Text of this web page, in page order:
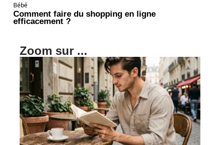
Bébé
Comment faire du shopping en ligne
efficacement ?
Zoom sur ...